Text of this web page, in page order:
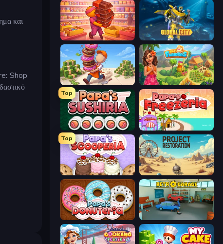
και
Shop
Candy Packing Store Global City
Donut Place The Farmers
Top
Papa's Sushiria Papa's Freezeria
Top
Papa's Scooperia Project Restoration
Papa's Donuteria